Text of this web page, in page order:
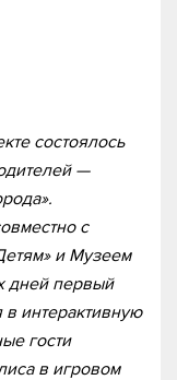
состоялось
—
с
и Музеем
дней первый
в интерактивную
гости
в игровом